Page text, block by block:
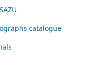
catalogue